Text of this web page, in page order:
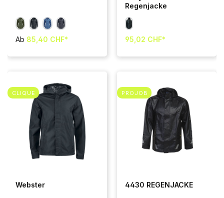
Ab 85,40 CHF*
Regenjacke
95,02 CHF*
CLIQUE
Webster
PROJOB
4430 REGENJACKE